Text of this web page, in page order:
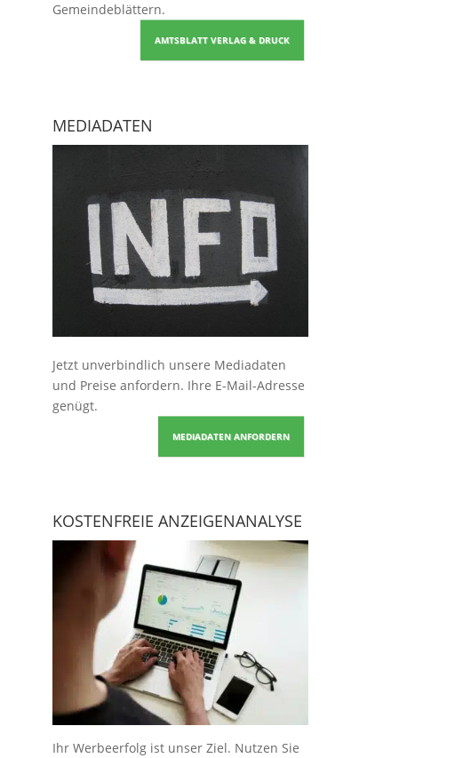
Gemeindeblättern.
AMTSBLATT VERLAG & DRUCK
MEDIADATEN
Jetzt unverbindlich unsere Mediadaten
und Preise anfordern. Ihre E-Mail-Adresse
genügt.
MEDIADATEN ANFORDERN
KOSTENFREIE ANZEIGENANALYSE
Ihr Werbeerfolg ist unser Ziel. Nutzen Sie